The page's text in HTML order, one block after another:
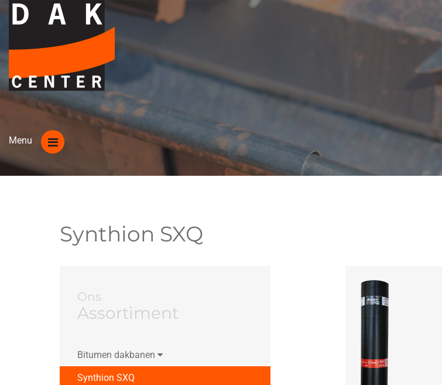
Synthion SXQ
Ons
Assortiment
Bitumen dakbanen
Synthion SXQ